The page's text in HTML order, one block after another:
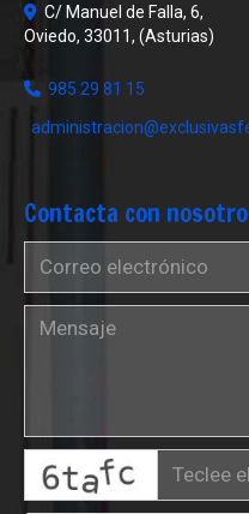
C/ Manuel de Falla, 6,
Oviedo, 33011, (Asturias)
985 29 81 15
administracion
Contacta con